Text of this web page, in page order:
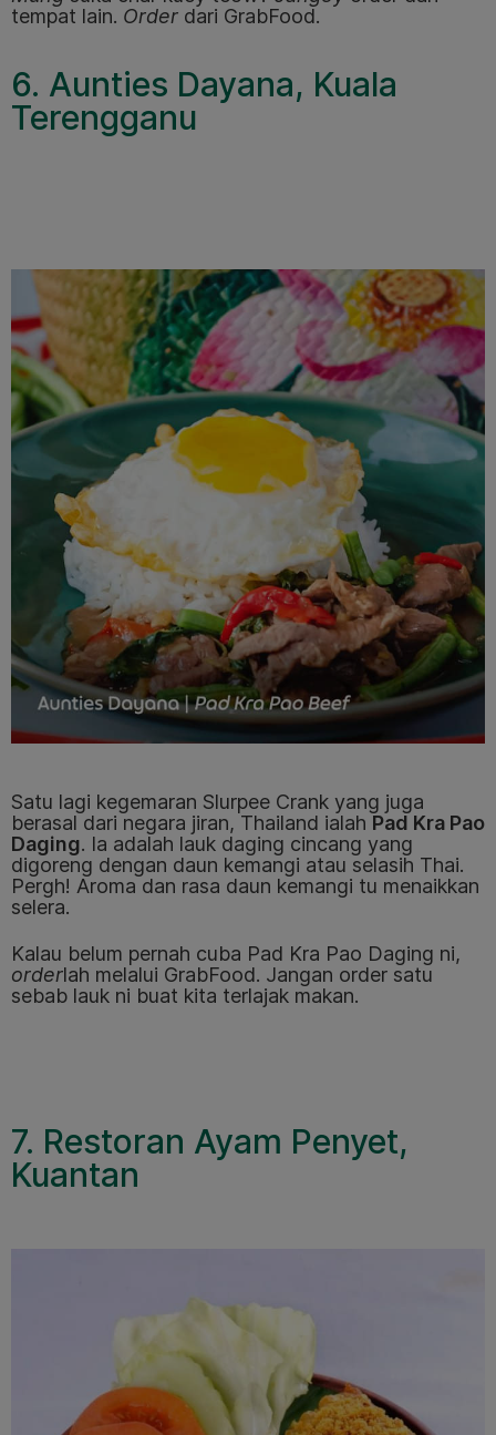
tempat lain. Order dari GrabFood.
6. Aunties Dayana, Kuala
Terengganu
Satu lagi kegemaran Slurpee Crank yang juga
berasal dari negara jiran, Thailand ialah Pad Kra Pao
Daging. Ia adalah lauk daging cincang yang
digoreng dengan daun kemangi atau selasih Thai.
Pergh! Aroma dan rasa daun kemangi tu menaikkan
selera.
Kalau belum pernah cuba Pad Kra Pao Daging ni,
orderlah melalui GrabFood. Jangan order satu
sebab lauk ni buat kita terlajak makan.
7. Restoran Ayam Penyet,
Kuantan